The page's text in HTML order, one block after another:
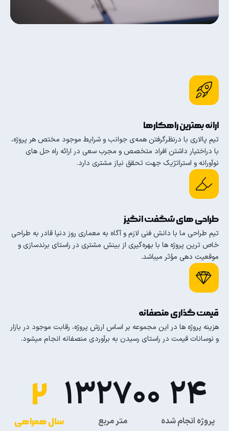
ارائه بهترین راهکارها
تیم پالاری با درنظرگرفتن همه‌ی جوانب و شرایط موجود مختص هر پروژه،
با دراختیار داشتن افراد متخصص و مجرب سعی در ارائه راه حل های
نوآورانه و استراتژیک جهت تحقق نیاز مشتری دارد.
طراحی های شگفت انگیز
تیم طراحی ما با دانش فنی لازم و آگاه به معماری روز دنیا قادر به طراحی
خاص ترین پروژه ها با بهره‌گیری از بینش مشتری در راستای برندسازی و
موقعیت‌ دهی مؤثر میباشد.
قیمت گذاری منصفانه
هزینه پروژه ها در این مجموعه بر اساس ارزش پروژه، رقابت موجود در بازار
و نوسانات قیمت در راستای رسیدن به برآوردی منصفانه انجام میشود.
24
پروژه انجام شده
132700
متر مربع
2
سال همراهی